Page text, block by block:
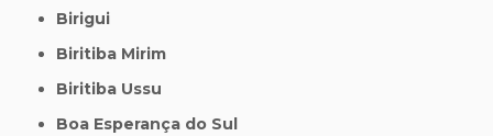
Birigui
Biritiba Mirim
Biritiba Ussu
Boa Esperança do Sul